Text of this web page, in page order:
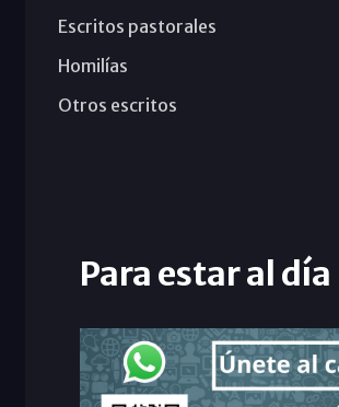
Escritos pastorales
Homilías
Otros escritos
Para estar al día